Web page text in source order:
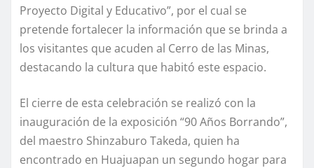
Proyecto Digital y Educativo”, por el cual se
pretende fortalecer la información que se brinda a
los visitantes que acuden al Cerro de las Minas,
destacando la cultura que habitó este espacio.
El cierre de esta celebración se realizó con la
inauguración de la exposición “90 Años Borrando”,
del maestro Shinzaburo Takeda, quien ha
encontrado en Huajuapan un segundo hogar para